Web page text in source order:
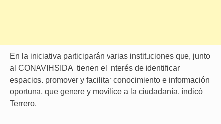
En la iniciativa participarán varias instituciones que, junto
al CONAVIHSIDA, tienen el interés de identificar
espacios, promover y facilitar conocimiento e información
oportuna, que genere y movilice a la ciudadanía, indicó
Terrero.